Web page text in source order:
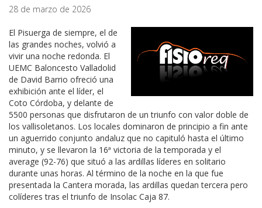
28 de marzo de 2026
El Pisuerga de siempre, el de
las grandes noches, volvió a
vivir una noche redonda. El
UEMC Baloncesto Valladolid
de David Barrio ofreció una
exhibición ante el líder, el
Coto Córdoba, y delante de
5500 personas que disfrutaron de un triunfo con valor doble de
los vallisoletanos. Los locales dominaron de principio a fin ante
un aguerrido conjunto andaluz que no capituló hasta el último
minuto, y se llevaron la 16ª victoria de la temporada y el
average (92-76) que situó a las ardillas líderes en solitario
durante unas horas. Al término de la noche en la que fue
presentada la Cantera morada, las ardillas quedan tercera pero
colíderes tras el triunfo de Insolac Caja 87.